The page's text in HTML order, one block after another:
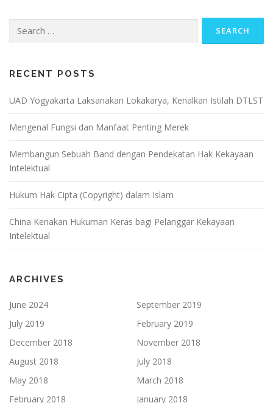
for:
RECENT POSTS
UAD Yogyakarta Laksanakan Lokakarya, Kenalkan Istilah DTLST
Mengenal Fungsi dan Manfaat Penting Merek
Membangun Sebuah Band dengan Pendekatan Hak Kekayaan
Intelektual
Hukum Hak Cipta (Copyright) dalam Islam
China Kenakan Hukuman Keras bagi Pelanggar Kekayaan
Intelektual
ARCHIVES
June 2024
September 2019
July 2019
February 2019
December 2018
November 2018
August 2018
July 2018
May 2018
March 2018
February 2018
January 2018